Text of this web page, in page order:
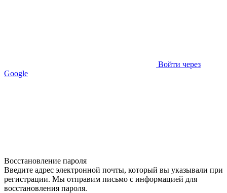
Войти через
Google
Восстановление пароля
Введите адрес электронной почты, который вы указывали при
регистрации. Мы отправим письмо с информацией для
восстановления пароля.